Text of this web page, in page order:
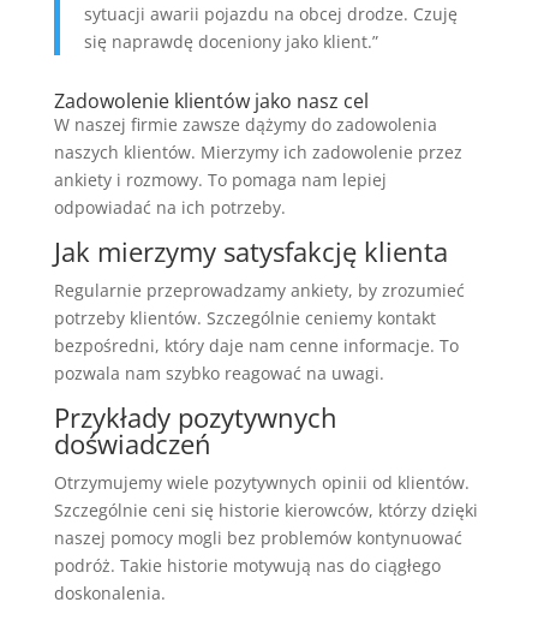
sytuacji awarii pojazdu na obcej drodze. Czuję
się naprawdę doceniony jako klient.”
Zadowolenie klientów jako nasz cel
W naszej firmie zawsze dążymy do zadowolenia
naszych klientów. Mierzymy ich zadowolenie przez
ankiety i rozmowy. To pomaga nam lepiej
odpowiadać na ich potrzeby.
Jak mierzymy satysfakcję klienta
Regularnie przeprowadzamy ankiety, by zrozumieć
potrzeby klientów. Szczególnie ceniemy kontakt
bezpośredni, który daje nam cenne informacje. To
pozwala nam szybko reagować na uwagi.
Przykłady pozytywnych
doświadczeń
Otrzymujemy wiele pozytywnych opinii od klientów.
Szczególnie ceni się historie kierowców, którzy dzięki
naszej pomocy mogli bez problemów kontynuować
podróż. Takie historie motywują nas do ciągłego
doskonalenia.